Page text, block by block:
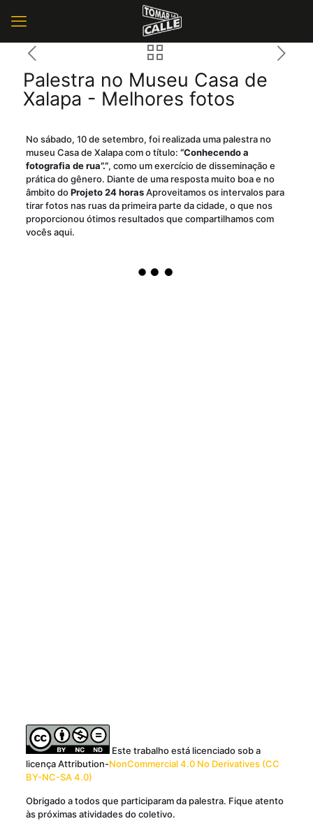
Palestra no Museu Casa de
Xalapa - Melhores fotos
No sábado, 10 de setembro, foi realizada uma palestra no
museu Casa de Xalapa com o título: “Conhecendo a
fotografia de rua”.”, como um exercício de disseminação e
prática do gênero. Diante de uma resposta muito boa e no
âmbito doProjeto 24 horasAproveitamos os intervalos para
tirar fotos nas ruas da primeira parte da cidade, o que nos
proporcionou ótimos resultados que compartilhamos com
vocês aqui.
Este trabalho está licenciado sob a
licença Attribution-NonCommercial 4.0 No Derivatives (CC
BY-NC-SA 4.0)
Obrigado a todos que participaram da palestra. Fique atento
às próximas atividades do coletivo.